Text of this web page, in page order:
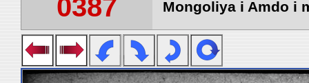
0387 Mongoliya i Amdo i